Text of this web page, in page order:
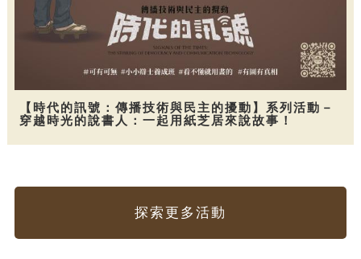
【時代的訊號：傳播技術與民主的擾動】系列活動－
穿越時光的說書人：一起用紙芝居來說故事！
探索更多活動